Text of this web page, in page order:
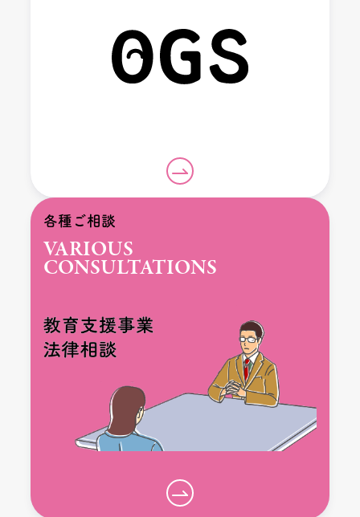
各種ご相談
VARIOUS
CONSULTATIONS